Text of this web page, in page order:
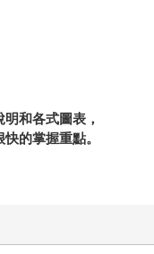
和各式圖表，
的掌握重點。